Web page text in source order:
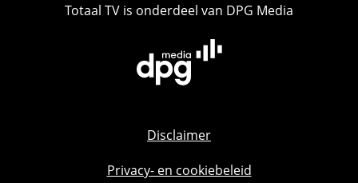
Totaal TV is onderdeel van DPG Media
Disclaimer
Privacy- en cookiebeleid